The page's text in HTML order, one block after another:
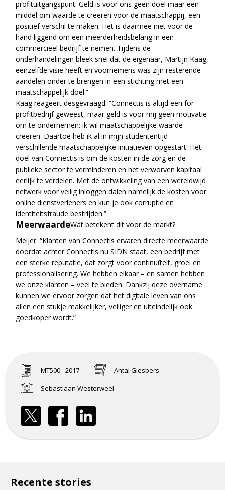
profituitgangspunt. Geld is voor ons geen doel maar een
middel om waarde te creëren voor de maatschappij, een
positief verschil te maken. Het is daarmee niet voor de
hand liggend om een meerderheidsbelang in een
commercieel bedrijf te nemen. Tijdens de
onderhandelingen bleek snel dat de eigenaar, Martijn Kaag,
eenzelfde visie heeft en voornemens was zijn resterende
aandelen onder te brengen in een stichting met een
maatschappelijk doel.”
Kaag reageert desgevraagd: “Connectis is altijd een for-
profitbedrijf geweest, maar geld is voor mij geen motivatie
om te ondernemen: ik wil maatschappelijke waarde
creëren. Daartoe heb ik al in mijn studententijd
verschillende maatschappelijke initiatieven opgestart. Het
doel van Connectis is om de kosten in de zorg en de
publieke sector te verminderen en het verworven kapitaal
eerlijk te verdelen. Met de ontwikkeling van een wereldwijd
netwerk voor veilig inloggen dalen namelijk de kosten voor
online dienstverleners en kun je ook corruptie en
identiteitsfraude bestrijden.”
MeerwaardeWat betekent dit voor de markt?
Meijer: “Klanten van Connectis ervaren directe meerwaarde
doordat achter Connectis nu SIDN staat, een bedrijf met
een sterke reputatie, dat zorgt voor continuïteit, groei en
professionalisering. We hebben elkaar – en samen hebben
we onze klanten – veel te bieden. Dankzij deze overname
kunnen we ervoor zorgen dat het digitale leven van ons
allen een stukje makkelijker, veiliger en uiteindelijk ook
goedkoper wordt.”
MT500 - 2017
Antal Giesbers
Sebastiaan Westerweel
Recente stories